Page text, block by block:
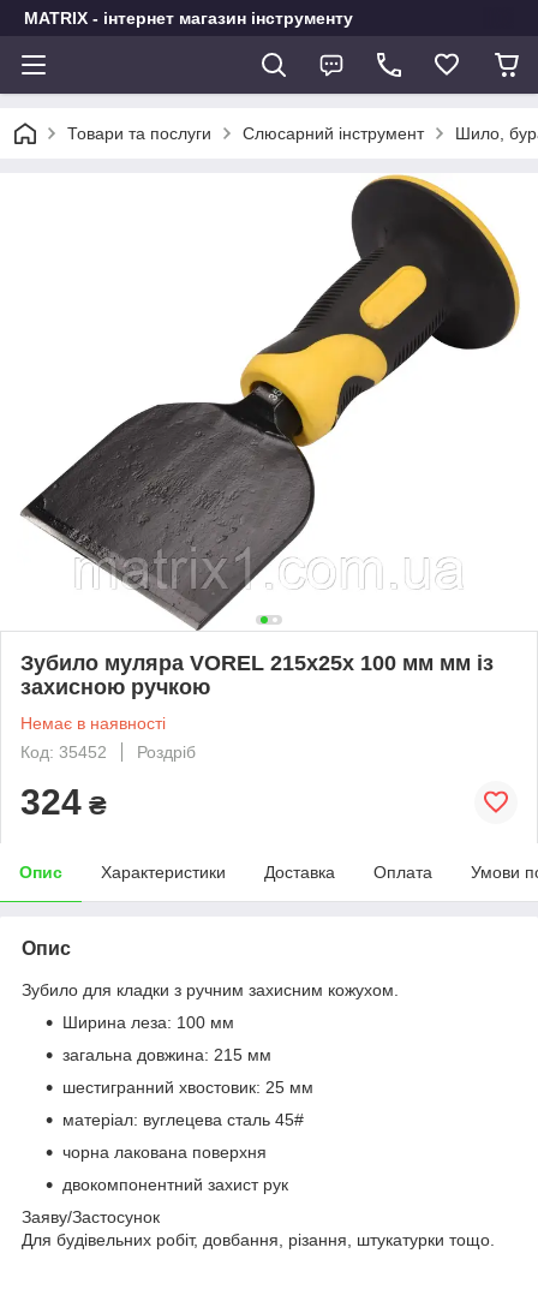
MATRIX - інтернет магазин інструменту
Товари та послуги Слюсарний інструмент Шило,
Зубило муляра VOREL 215х25х 100 мм мм із
захисною ручкою
Немає в наявності
Код: 35452
Роздріб
324 ₴
Опис Характеристики Доставка Оплата Умови
Опис
Зубило для кладки з ручним захисним кожухом.
Ширина леза: 100 мм
загальна довжина: 215 мм
шестигранний хвостовик: 25 мм
матеріал: вуглецева сталь 45#
чорна лакована поверхня
двокомпонентний захист рук
Заяву/Застосунок
Для будівельних робіт, довбання, різання, штукатурки тощо.